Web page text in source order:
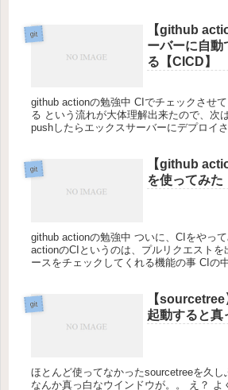
git
【github
ーバーに自動
る【CICD】
github actionの勉強中 CIでチェックさせ
る という流れが大体理解出来たので、次
pushしたらエックスサーバーにデプロイ
git
【github
を使ってみた
github actionの勉強中 ついに、CIをやっ
actionのCIというのは、プルリクエストを
ースをチェックしてくれる機能の事 CIの
git
【
起動すると真
ほとんど使ってなかったsourcetreeを久し
なんか真っ白なウインドウが。。 え？ よ